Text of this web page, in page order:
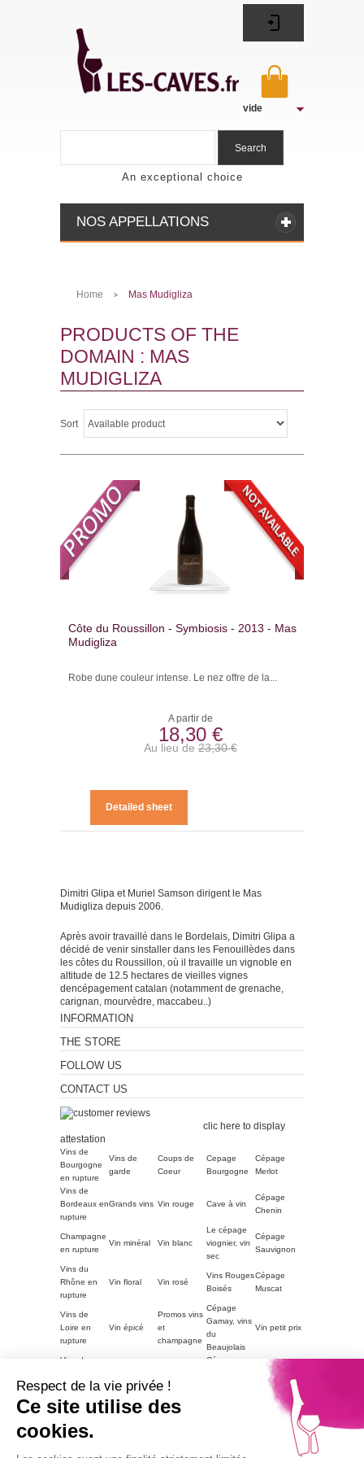
An exceptional choice
vide
NOS APPELLATIONS
Search
Home
Mas Mudigliza
PRODUCTS OF THE
DOMAIN : MAS
MUDIGLIZA
Sort
Côte du Roussillon - Symbiosis - 2013 - Mas
Mudigliza
Robe dune couleur intense. Le nez offre de la...
A partir de
18,30 €
Au lieu de23,30 €
Detailed sheet
Dimitri Glipa et Muriel Samson dirigent le Mas
Mudigliza depuis 2006.
Après avoir travaillé dans le Bordelais, Dimitri Glipa a
décidé de venir sinstaller dans les Fenouillèdes dans
les côtes du Roussillon, où il travaille un vignoble en
altitude de 12.5 hectares de vieilles vignes
dencépagement catalan (notamment de grenache,
carignan, mourvèdre, maccabeu..)
INFORMATION
THE STORE
FOLLOW US
CONTACT US
clic here to display
attestation
Vins de
Bourgogne
en rupture
Vins de
garde
Coups de
Coeur
Cepage
Bourgogne
Cépage
Merlot
Vins de
Bordeaux en
rupture
Grands vins Vin rouge Cave à vin
Cépage
Chenin
Champagne
en rupture
Vin minéral Vin blanc
Le cépage
viognier, vin
sec
Cépage
Sauvignon
Vins du
Rhône en
rupture
Vin floral Vin rosé
Vins Rouges
Boisés
Cépage
Muscat
Vins de
Loire en
rupture
Vin épicé
Promos vins
et
champagne
Cépage
Gamay, vins
du
Beaujolais
Vin petit prix
Vins du
en rupture
tanniques
METS
Cépage
Champagne
petit prix
Autres
régions en
rupture
Vins
LE VIN PAR
Vin blanc
Vins de
Respect de la vie privée !
Ce site utilise des
cookies.